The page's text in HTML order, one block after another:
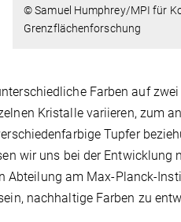
© Samuel Humphrey/MPI für
Grenzflächenforschung
Farben auf
Kristalle variieren, zum
Tupfer
wir uns bei der Entwicklung
Abteilung am Max-Planck-
nachhaltige Farben zu